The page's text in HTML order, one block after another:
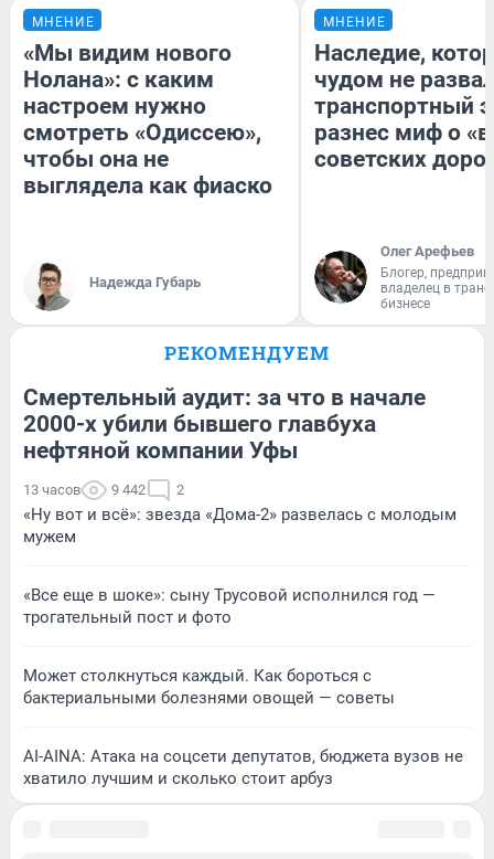
МНЕНИЕ
«Мы видим нового
Нолана»: с каким
настроем нужно
смотреть «Одиссею»,
чтобы она не
выглядела как фиаско
Надежда Губарь
МНЕНИЕ
Наследие,
чудом не
транспортный
разнес миф о
советских
Олег Арефьев
Блогер,
владелец в
бизнесе
РЕКОМЕНДУЕМ
Смертельный аудит: за что в начале
2000-х убили бывшего главбуха
нефтяной компании Уфы
13 часов 9 442 2
«Ну вот и всё»: звезда «Дома-2» развелась с молодым
мужем
«Все еще в шоке»: сыну Трусовой исполнился год —
трогательный пост и фото
Может столкнуться каждый. Как бороться с
бактериальными болезнями овощей — советы
AI-AINA: Атака на соцсети депутатов, бюджета вузов не
хватило лучшим и сколько стоит арбуз